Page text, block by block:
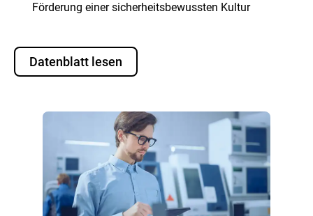
Förderung einer sicherheitsbewussten Kultur
Datenblatt lesen